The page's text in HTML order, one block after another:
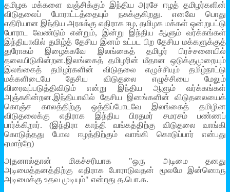
தமிழக மக்களை வஞ்சிக்கும் இந்திய அரசே ஈழத் தமிழர்களின்
விடுதலைப் போராட்டத்தையும் நசுக்குகிறது. எனவே பொது
எதிரியான இந்திய அரசுக்கு எதிராக ஈழ, தமிழக மக்கள் ஒன்றுபட்டு
போராட வேண்டும் என்றும், இன்று இந்திய ஆளும் வர்க்கங்கள்
இந்தியாவில் தமிழ்த் தேசிய இனம் உட்பட பிற தேசிய மக்களுக்குத்
துரோகம் இழைக்கவே இலங்கைத் தமிழர் பிரச்சனையில்
தலையிடுகின்றன.இலங்கைத் தமிழரின் மீதான ஒடுக்குமுறையும்
இலங்கைத் தமிழர்களின் விடுதலை எழுச்சியும் தமிழ்நாட்டு
மக்களிடையே தேசிய விடுதலை எழுச்சியை மேலும்
விரைவுப்படுத்திவிடும் என்று இந்திய ஆளும் வர்க்கங்கள்
அஞ்சுகின்றன.இந்தியாவில் தேசிய இனங்களின் விடுதலையைக்
கொஞ்ச காலத்திற்கு ஒத்திப்போடவே இலங்கைத் தமிழின
விடுதலைக்கு எதிராக இந்திய பிரதமர் சமரசம் பண்ணப்
பார்க்கிறார். (இந்திரா காந்தி வங்கத்திற்கு விடுதலை வாங்கி
கொடுத்தது போல ஈழத்திற்கும் வாங்கி கொடுப்பார் என்பது
ஏமாற்றே)
அதனால்தான் மிகச்சரியாக "ஒரு அடிமை தனது
அடிமைத்தனத்திற்கு எதிராக போராடுவதன் மூலமே இன்னொரு
அடிமைக்கு உதவ முடியும்" என்றது த.பொ.க.